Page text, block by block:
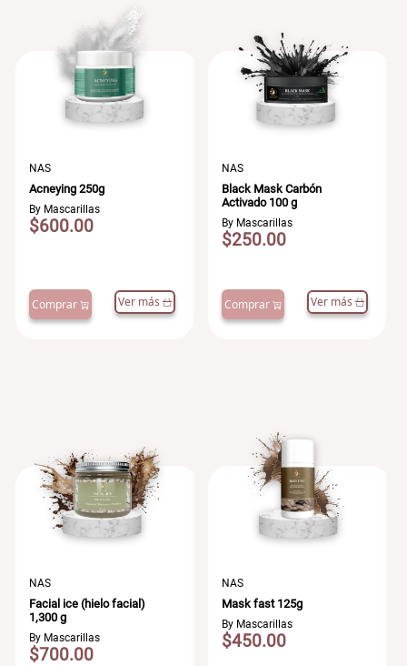
NAS
Acneying 250g
By Mascarillas
$600.00
Comprar Ver más
NAS
Black Mask Carbón
Activado 100 g
By Mascarillas
$250.00
Comprar Ver más
NAS
Facial ice (hielo facial)
1,300 g
By Mascarillas
$700.00
NAS
Mask fast 125g
By Mascarillas
$450.00